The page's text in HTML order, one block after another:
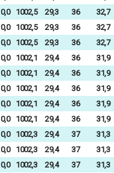
0,0 1002,5 29,3 36
32,7
0,0 1002,5 29,3 36
32,7
0,0 1002,5 29,3 36
32,7
0,0 1002,1 29,4 36
31,9
0,0 1002,1 29,4 36
31,9
0,0 1002,1 29,4 36
31,9
0,0 1002,1 29,4 36
31,9
0,0 1002,1 29,4 36
31,9
0,0 1002,3 29,4 37
31,3
0,0 1002,3 29,4 37
31,3
0,0 1002,3 29,4 37
31,3